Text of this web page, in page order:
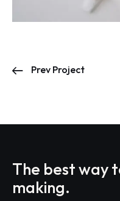
Prev Project
The best way
making.